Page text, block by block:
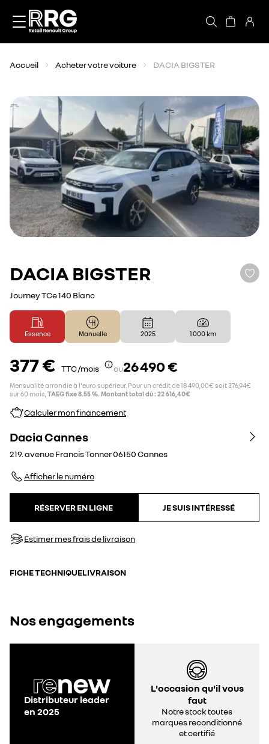
Accueil Acheter votre voiture DACIA BIGSTER
DACIA BIGSTER
Journey TCe 140 Blanc
Essence Manuelle 2025 1 000 km
377 € TTC /mois ou26 490 €
Mensualité arrondie à l'euro supérieur. Pour un crédit de 18 490,00€ soit 376,94€
sur 60 mois, TAEG fixe 8.55 %. Montant total dû : 22 616,40€
Calculer mon financement
Dacia Cannes
219. avenue Francis Tonner06150Cannes
Afficher le numéro
RÉSERVER EN LIGNE JE SUIS INTÉRESSÉ
Estimer mes frais de livraison
FICHE TECHNIQUELIVRAISON
Nos engagements
Distributeur leader
en 2025
L'occasion qu'il vous
faut
Notre stock toutes
marques reconditionné
et certifié